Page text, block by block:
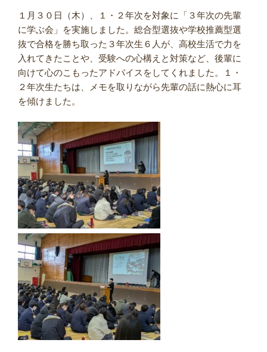
１月３０日（木）、１・２年次を対象に「３年次の先輩
に学ぶ会」を実施しました。総合型選抜や学校推薦型選
抜で合格を勝ち取った３年次生６人が、高校生活で力を
入れてきたことや、受験への心構えと対策など、後輩に
向けて心のこもったアドバイスをしてくれました。１・
２年次生たちは、メモを取りながら先輩の話に熱心に耳
を傾けました。